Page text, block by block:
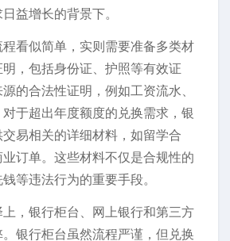
益增长的背景下。
看似简单，实则需要准备多类材
，包括身份证、护照等有效证
的合法性证明，例如工资流水、
于超出年度额度的兑换需求，银
易相关的详细材料，如留学合
订单。这些材料不仅是合规性的
等违法行为的重要手段。
，银行柜台、网上银行和第三方
银行柜台虽然流程严谨，但兑换